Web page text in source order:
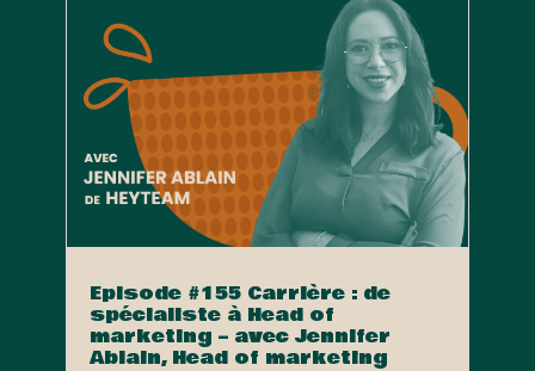
Episode #155 Carrière : de
spécialiste à Head of
marketing – avec Jennifer
Ablain, Head of marketing